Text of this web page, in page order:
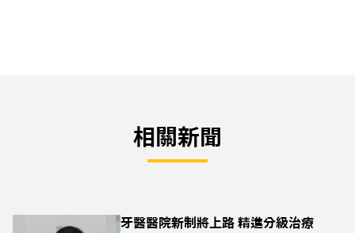
相關新聞
牙醫醫院新制將上路 精進分級治療